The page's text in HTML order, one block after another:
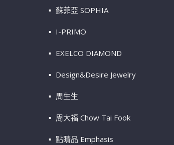
蘇菲亞 SOPHIA
I-PRIMO
EXELCO DIAMOND
Design&Desire Jewelry
周生生
周大福 Chow Tai Fook
點睛品 Emphasis